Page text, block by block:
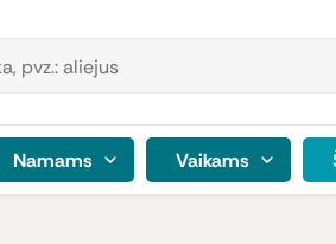
Namams Vaikams